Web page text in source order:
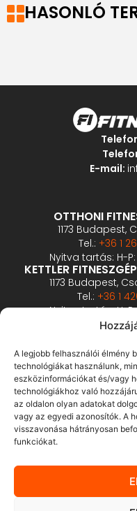
A legjobb felhasználói élmény
technológiákat használunk,
eszközinformációkat és/vagy
technológiákhoz való
az oldalon olyan adatokat
vagy az egyedi azonosítók. A
visszavonása hátrányosan
funkciókat.
HASONLÓ
E-mail:
OTTHONI
1173 Budapest,
Tel.: +36 1
Nyitva tartás: H-P:
KETTLER
1173 Budapest,
Tel.: +36 1
Nyitva tartás: H-P:
PROFESSZIONÁLIS
2360
Tel.:
Nyitva tartás:
ÁSZF
Fizetés és
GY.I.K.